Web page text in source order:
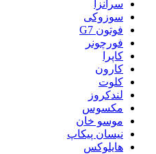
سرانزا
سوزوکی
فوتون G7
فورچونر
کاپرا
کارون
کلوت
لندکروز
مکسوس
موسو خان
نیسان پیکاپ
هایلوکس